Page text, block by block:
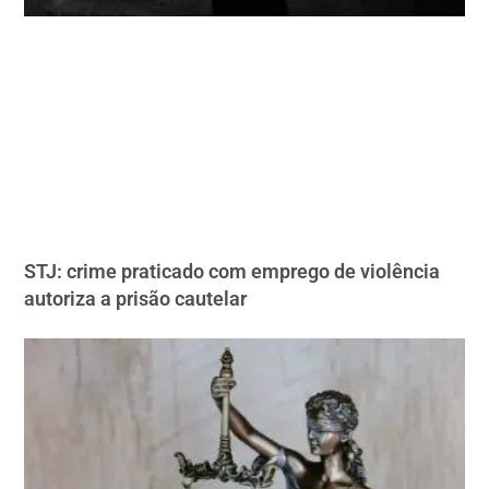
STJ: crime praticado com emprego de violência
autoriza a prisão cautelar